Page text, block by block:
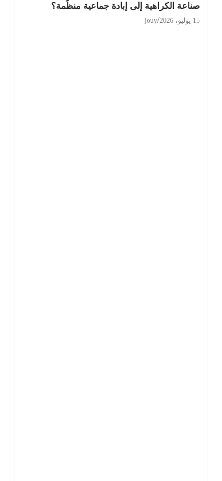
صناعة الكراهية إلى إبادة جماعية منظّمة؟
15 يوليو، 2026 jouy